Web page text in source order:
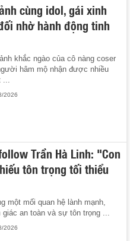
cùng idol, gái xinh
nhờ hành động tinh
khắc ngào của cô nàng coser
hâm mộ nhận được nhiều
...
2026
Trần Hà Linh: "Con
tôn trọng tối thiểu
một mối quan hệ lành mạnh,
giác an toàn và sự tôn trọng ...
2026